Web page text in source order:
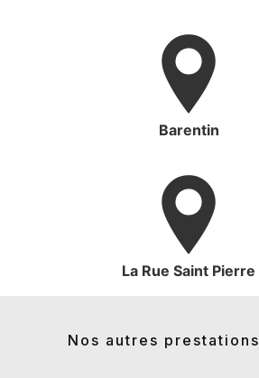
Barentin
La Rue Saint Pierre
Nos autres prestations